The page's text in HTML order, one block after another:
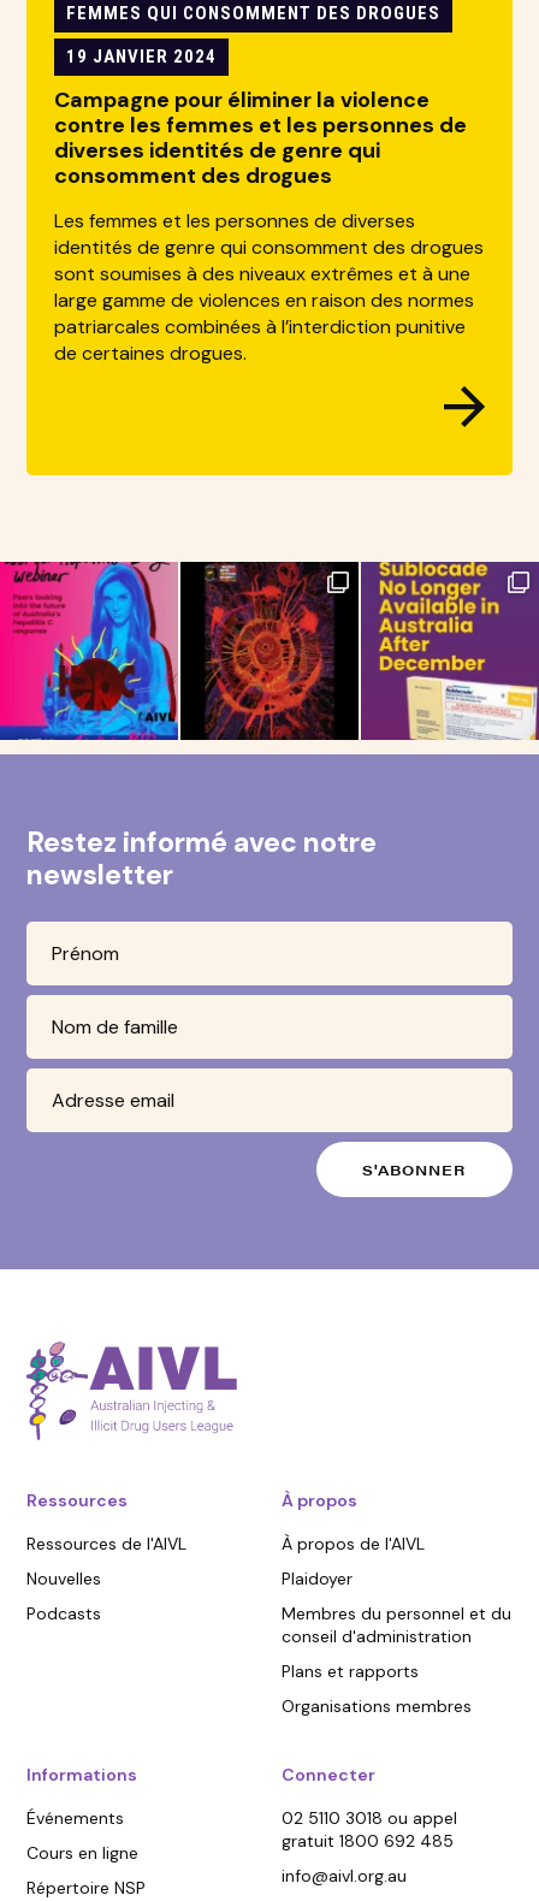
FEMMES QUI CONSOMMENT DES DROGUES
19 JANVIER 2024
Campagne pour éliminer la violence
contre les femmes et les personnes de
diverses identités de genre qui
consomment des drogues
Les femmes et les personnes de diverses
identités de genre qui consomment des drogues
sont soumises à des niveaux extrêmes et à une
large gamme de violences en raison des normes
patriarcales combinées à l’interdiction punitive
de certaines drogues.
Restez informé avec notre
newsletter
Ressources
Ressources de l'AIVL
Nouvelles
Podcasts
À propos
À propos de l'AIVL
Plaidoyer
Membres du personnel et du
conseil d'administration
Plans et rapports
Organisations membres
Informations
Événements
Cours en ligne
Répertoire NSP
Connecter
02 5110 3018 ou appel
gratuit 1800 692 485
info@aivl.org.au